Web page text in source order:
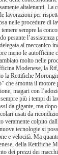
altalenanti. La
lavorazioni per
nelle procedure di
sempre la
pesante
al meccanico
meno le autofficine
molto nelle
Modenese, la
la Rettifiche
che smonta il
magari con
più i tempi di
da gigante, ma
usati da
veramente colpito
tecnologie si
e velocità. Ma
della Rettifiche
dei prezzi dei